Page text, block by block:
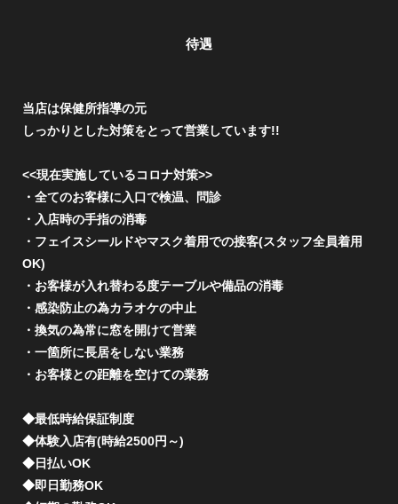
待遇
当店は保健所指導の元
しっかりとした対策をとって営業しています!!
<<現在実施しているコロナ対策>>
・全てのお客様に入口で検温、問診
・入店時の手指の消毒
・フェイスシールドやマスク着用での接客(スタッフ全員着用
OK)
・お客様が入れ替わる度テーブルや備品の消毒
・感染防止の為カラオケの中止
・換気の為常に窓を開けて営業
・一箇所に長居をしない業務
・お客様との距離を空けての業務
◆最低時給保証制度
◆体験入店有(時給2500円～)
◆日払いOK
◆即日勤務OK